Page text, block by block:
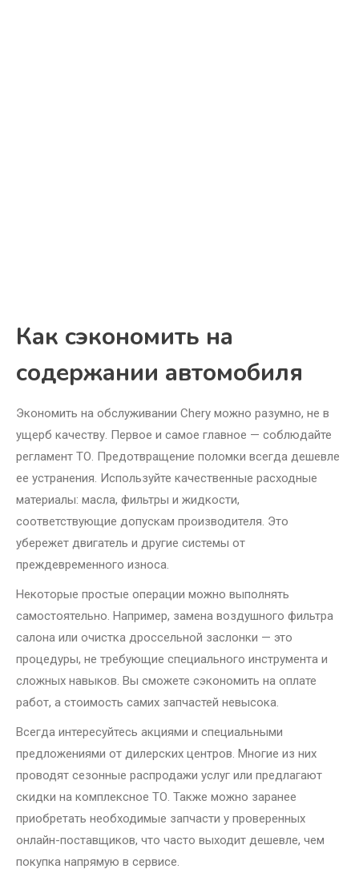
Как сэкономить на
содержании автомобиля
Экономить на обслуживании Chery можно разумно, не в
ущерб качеству. Первое и самое главное — соблюдайте
регламент ТО. Предотвращение поломки всегда дешевле
ее устранения. Используйте качественные расходные
материалы: масла, фильтры и жидкости,
соответствующие допускам производителя. Это
убережет двигатель и другие системы от
преждевременного износа.
Некоторые простые операции можно выполнять
самостоятельно. Например, замена воздушного фильтра
салона или очистка дроссельной заслонки — это
процедуры, не требующие специального инструмента и
сложных навыков. Вы сможете сэкономить на оплате
работ, а стоимость самих запчастей невысока.
Всегда интересуйтесь акциями и специальными
предложениями от дилерских центров. Многие из них
проводят сезонные распродажи услуг или предлагают
скидки на комплексное ТО. Также можно заранее
приобретать необходимые запчасти у проверенных
онлайн-поставщиков, что часто выходит дешевле, чем
покупка напрямую в сервисе.